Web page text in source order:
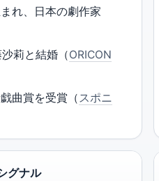
れ、日本の劇作家
莉と結婚（ORICON
曲賞を受賞（スポニ
グナル